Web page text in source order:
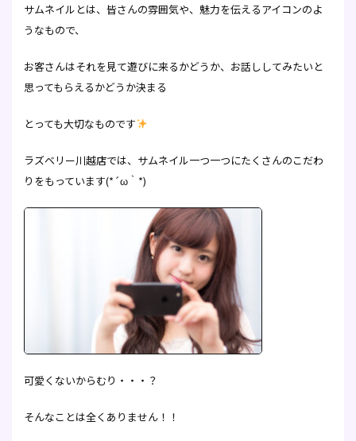
サムネイルとは、皆さんの雰囲気や、魅力を伝えるアイコンのよ
うなもので、
お客さんはそれを見て遊びに来るかどうか、お話ししてみたいと
思ってもらえるかどうか決まる
とっても大切なものです
ラズベリー川越店では、サムネイル一つ一つにたくさんのこだわ
りをもっています(*´ω｀*)
可愛くないからむり・・・？
そんなことは全くありません！！